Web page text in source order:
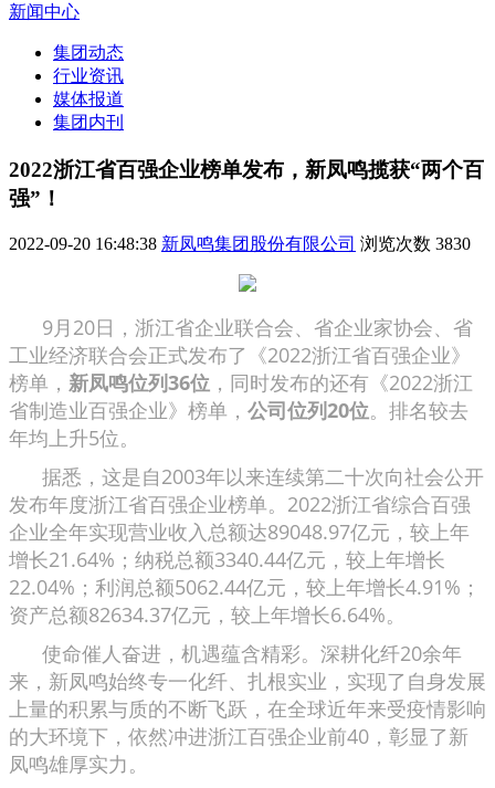
新闻中心
集团动态
行业资讯
媒体报道
集团内刊
2022浙江省百强企业榜单发布，新凤鸣揽获“两个百
强”！
2022-09-20 16:48:38 新凤鸣集团股份有限公司 浏览次数 3830
9月20日，浙江省企业联合会、省企业家协会、省
工业经济联合会正式发布了《2022浙江省百强企业》
榜单， 新凤鸣位列36位 ，同时发布的还有《2022浙江
省制造业百强企业》榜单， 公司位列20位。排名较去
年均上升5位。
据悉，这是自2003年以来连续第二十次向社会公开
发布年度浙江省百强企业榜单。2022浙江省综合百强
企业全年实现营业收入总额达89048.97亿元，较上年
增长21.64%；纳税总额3340.44亿元，较上年增长
22.04%；利润总额5062.44亿元，较上年增长4.91%；
资产总额82634.37亿元，较上年增长6.64%。
使命催人奋进，机遇蕴含精彩。深耕化纤20余年
来，新凤鸣始终专一化纤、扎根实业，实现了自身发展
上量的积累与质的不断飞跃，在全球近年来受疫情影响
的大环境下，依然冲进浙江百强企业前40，彰显了新
凤鸣雄厚实力。